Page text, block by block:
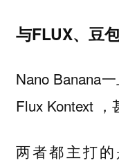
与FLUX、豆
Nano Banana
Flux Kontext ，
两者都主打的